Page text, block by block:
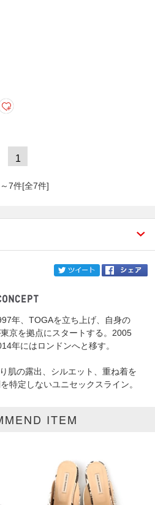
1
7件[全7件]
年、TOGAを立ち上げ、自身の
京を拠点にスタートする。2005
年にはロンドンへと移す。
肌の露出、シルエット、重ね着を
特定しないユニセックスライン。
ITEM